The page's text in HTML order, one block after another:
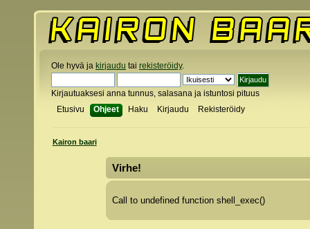
Ole hyvä ja kirjaudu tai rekisteröidy.
Kirjautuaksesi anna tunnus, salasana ja istuntosi pituus
Etusivu
Ohjeet Haku Kirjaudu Rekisteröidy
Kairon baari
Virhe!
Call to undefined function shell_exec()